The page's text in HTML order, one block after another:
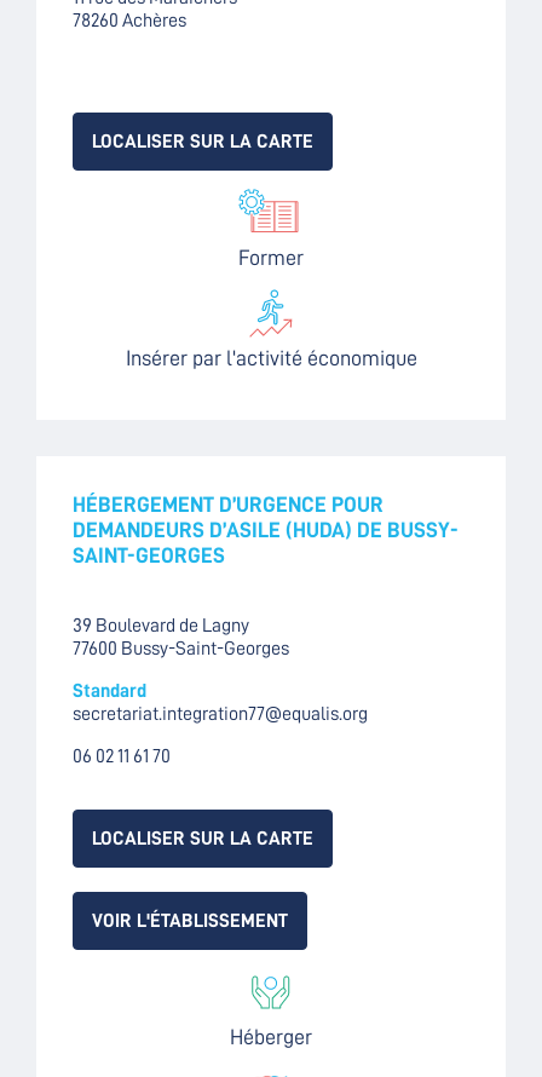
78260 Achères
LOCALISER SUR LA CARTE
Former
Insérer par l'activité économique
HÉBERGEMENT D’URGENCE POUR
DEMANDEURS D’ASILE (HUDA) DE BUSSY-
SAINT-GEORGES
39 Boulevard de Lagny
77600 Bussy-Saint-Georges
Standard
secretariat.integration77@equalis.org
06 02 11 61 70
LOCALISER SUR LA CARTE
VOIR L'ÉTABLISSEMENT
Héberger